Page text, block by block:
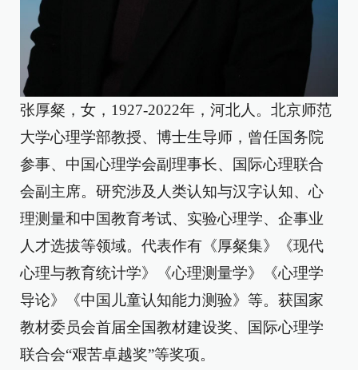
张厚粲，女，1927-2022年，河北人。北京师范
大学心理学部教授、博士生导师，曾任国务院
参事、中国心理学会副理事长、国际心理联合
会副主席。研究涉及人类认知与汉字认知、心
理测量和中国教育考试、实验心理学、企事业
人才选拔等领域。代表作有《厚粲集》《现代
心理与教育统计学》《心理测量学》《心理学
导论》《中国儿童认知能力测验》等。获国家
教材委员会首届全国教材建设奖、国际心理学
联合会“艰苦卓越奖”等奖项。